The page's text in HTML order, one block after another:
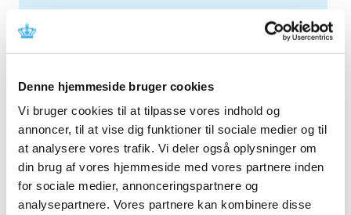
Denne hjemmeside bruger cookies
Vi bruger cookies til at tilpasse vores indhold og
annoncer, til at vise dig funktioner til sociale medier og til
at analysere vores trafik. Vi deler også oplysninger om
din brug af vores hjemmeside med vores partnere inden
for sociale medier, annonceringspartnere og
analysepartnere. Vores partnere kan kombinere disse
2021 (24)
2020 (7)
september (1)
maj (1)
marts (1)
februar (1)
januar (2)
2019 (39)
2018 (40)